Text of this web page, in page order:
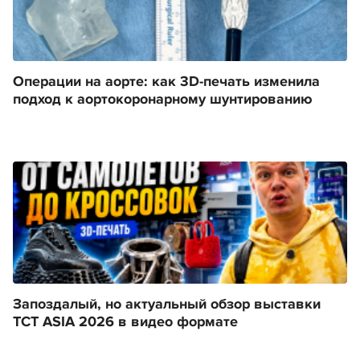
Операции на аорте: как 3D-печать изменила
подход к аортокоронарному шунтированию
Запоздалый, но актуальный обзор выставки
TCT ASIA 2026 в видео формате